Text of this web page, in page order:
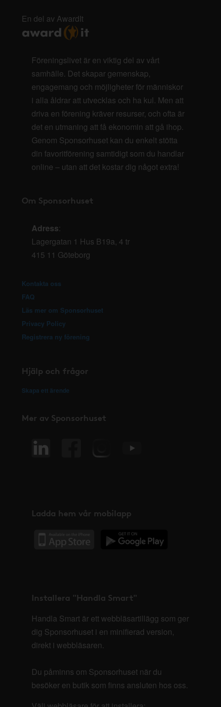
En del av AwardIt
Föreningslivet är en viktig del av vårt
samhälle. Det skapar gemenskap,
engagemang och möjligheter för människor
i alla åldrar att utvecklas och ha kul. Men att
driva en förening kräver resurser, och ofta är
det en utmaning att få ekonomin att gå ihop.
Genom Sponsorhuset kan du enkelt stötta
din favoritförening samtidigt som du handlar
online – utan att det kostar dig något extra!
Om Sponsorhuset
Adress:
Lagergatan 1 Hus B19a, 4 tr
415 11 Göteborg
Kontakta oss
FAQ
Läs mer om Sponsorhuset
Privacy Policy
Registrera ny förening
Hjälp och frågor
Skapa ett ärende
Mer av Sponsorhuset
Ladda hem vår mobilapp
Installera "Handla Smart"
Handla Smart är ett webbläsartillägg som ger
dig Sponsorhuset i en minifierad version,
direkt i webbläsaren.
Du påminns om Sponsorhuset när du
besöker en butik som finns ansluten hos oss.